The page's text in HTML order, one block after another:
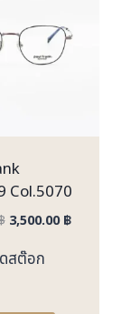
Col.5070
Original
was:
3,500.00฿Current
สต๊อก